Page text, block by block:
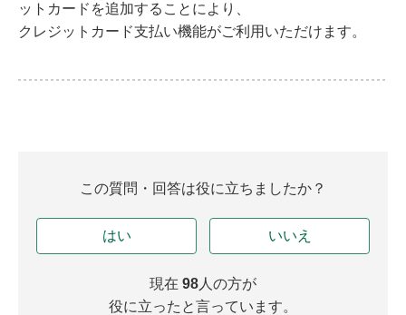
ットカードを追加することにより、
クレジットカード支払い機能がご利用いただけます。
この質問・回答は役に立ちましたか？
はい いいえ
現在 98 人の方が
役に立ったと言っています。